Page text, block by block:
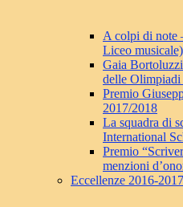
A colpi di note
Liceo musicale)
Gaia
delle
Premio
2017/2018
La squadra di
International
Premio
menzioni
Eccellenze 2016-2017